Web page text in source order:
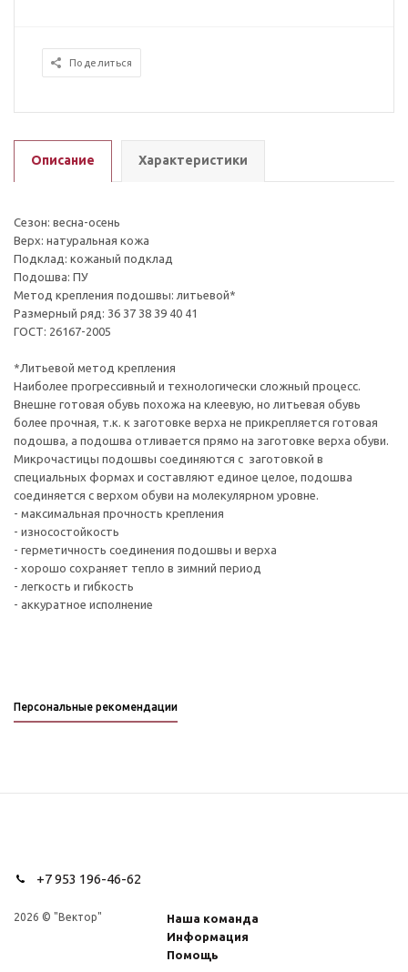
Поделиться
Описание Характеристики
Сезон: весна-осень
Верх: натуральная кожа
Подклад: кожаный подклад
Подошва: ПУ
Метод крепления подошвы: литьевой*
Размерный ряд: 36 37 38 39 40 41
ГОСТ: 26167-2005
*Литьевой метод крепления
Наиболее прогрессивный и технологически сложный процесс.
Внешне готовая обувь похожа на клеевую, но литьевая обувь
более прочная, т.к. к заготовке верха не прикрепляется готовая
подошва, а подошва отливается прямо на заготовке верха обуви.
Микрочастицы подошвы соединяются с заготовкой в
специальных формах и составляют единое целое, подошва
соединяется с верхом обуви на молекулярном уровне.
- максимальная прочность крепления
- износостойкость
- герметичность соединения подошвы и верха
- хорошо сохраняет тепло в зимний период
- легкость и гибкость
- аккуратное исполнение
Персональные рекомендации
+7 953 196-46-62
2026 © "Вектор"
Наша команда
Информация
Помощь